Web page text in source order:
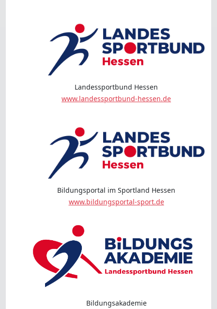
Landessportbund Hessen
www.landessportbund-hessen.de
Bildungsportal im Sportland Hessen
www.bildungsportal-sport.de
Bildungsakademie